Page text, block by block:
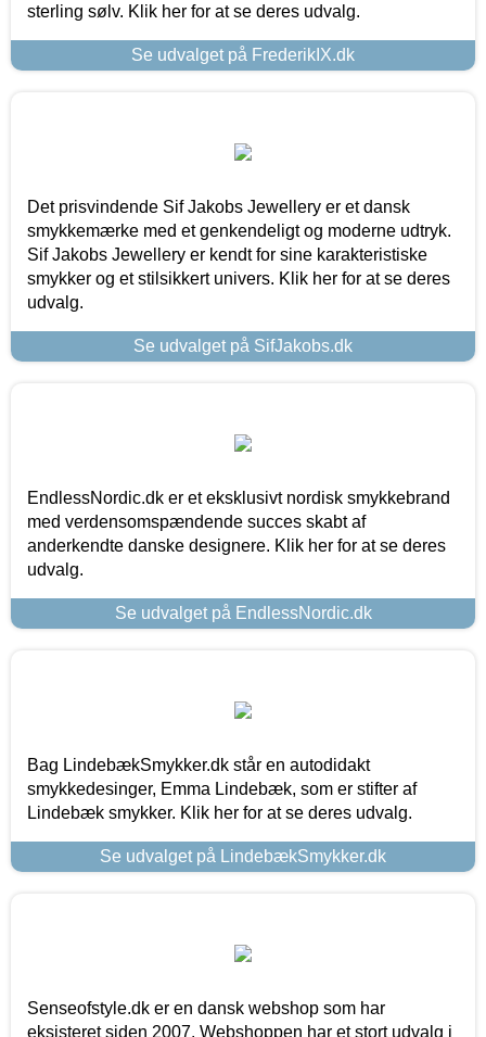
sterling sølv. Klik her for at se deres udvalg.
Se udvalget på FrederikIX.dk
Det prisvindende Sif Jakobs Jewellery er et dansk
smykkemærke med et genkendeligt og moderne udtryk.
Sif Jakobs Jewellery er kendt for sine karakteristiske
smykker og et stilsikkert univers. Klik her for at se deres
udvalg.
Se udvalget på SifJakobs.dk
EndlessNordic.dk er et eksklusivt nordisk smykkebrand
med verdensomspændende succes skabt af
anderkendte danske designere. Klik her for at se deres
udvalg.
Se udvalget på EndlessNordic.dk
Bag LindebækSmykker.dk står en autodidakt
smykkedesinger, Emma Lindebæk, som er stifter af
Lindebæk smykker. Klik her for at se deres udvalg.
Se udvalget på LindebækSmykker.dk
Senseofstyle.dk er en dansk webshop som har
eksisteret siden 2007. Webshoppen har et stort udvalg i